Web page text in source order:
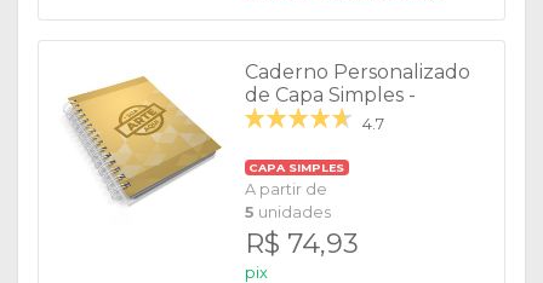
Caderno Personalizado
de Capa Simples -
Pautado
4.7
CAPA SIMPLES
A partir de
5 unidades
R$ 74,93
pix